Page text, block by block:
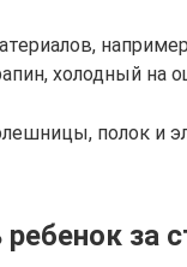
холодный на
полок и
за